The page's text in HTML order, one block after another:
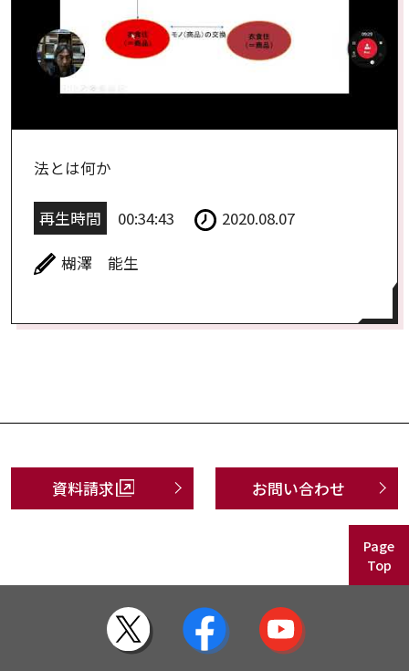
法とは何か
再生時間 00:34:43 2020.08.07
楜澤 能生
資料請求 お問い合わせ
Page
Top